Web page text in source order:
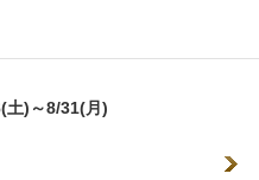
土)～8/31(月)